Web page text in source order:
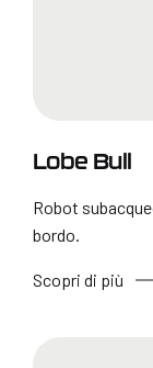
Lobe Bull
Robot
bordo.
Scopri di più